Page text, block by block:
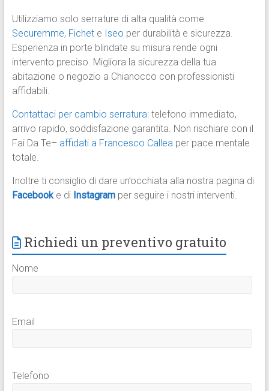
Utilizziamo solo serrature di alta qualità come
Securemme, Fichete Iseo per durabilità e sicurezza.
Esperienza in porte blindate su misura rende ogni
intervento preciso. Migliora la sicurezza della tua
abitazione o negozio a Chianocco con professionisti
affidabili.
Contattaci per cambio serratura: telefono immediato,
arrivo rapido, soddisfazione garantita. Non rischiare con il
Fai Da Te– affidati a Francesco Calleaper pace mentale
totale.
Inoltre ti consiglio di dare un’occhiata alla nostra pagina di
Facebook e di Instagram per seguire i nostri interventi.
Richiedi un preventivo gratuito
Nome
Email
Telefono